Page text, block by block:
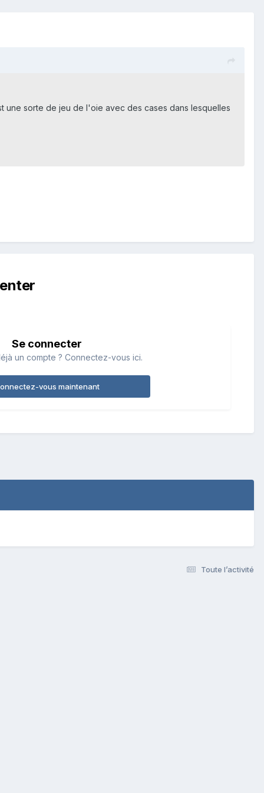
une sorte de jeu de l'oie avec des cases dans lesquelles
Se connecter
un compte ? Connectez-vous ici.
vous maintenant
Toute l’activité